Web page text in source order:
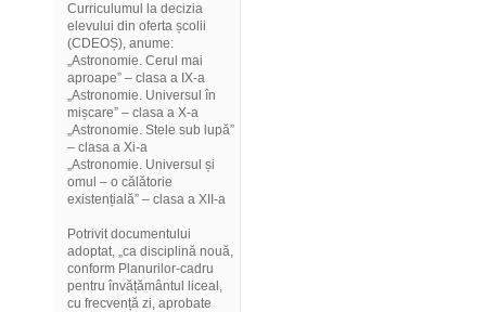
Curriculumul la decizia
elevului din oferta școlii
(CDEOȘ), anume:
„Astronomie. Cerul mai
aproape” – clasa a IX-a
„Astronomie. Universul în
mișcare” – clasa a X-a
„Astronomie. Stele sub lupă”
– clasa a Xi-a
„Astronomie. Universul și
omul – o călătorie
existențială” – clasa a XII-a
Potrivit documentului
adoptat, „ca disciplină nouă,
conform Planurilor-cadru
pentru învățământul liceal,
cu frecvență zi, aprobate